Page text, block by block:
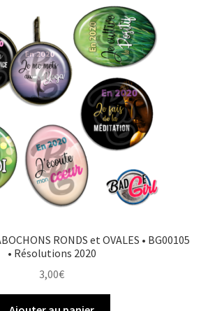
RONDS et OVALES • BG00105
• Résolutions 2020
3,00€